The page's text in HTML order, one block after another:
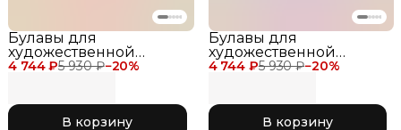
4 744 ₽5 930 ₽−20%
Булавы для
художественной
гимнастики
В корзину
4 744 ₽5 930 ₽−20%
Булавы для
художественной
гимнастики
В корзину